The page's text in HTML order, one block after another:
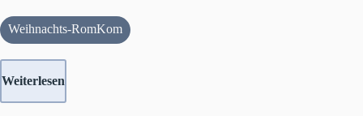
Weihnachts-RomKom
Weiterlesen